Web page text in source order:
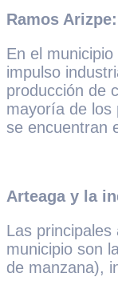
Ramos
En el
impulso
producción de
mayoría de los
se encuentran
Arteaga y la
Las principales
municipio son
de manzana),